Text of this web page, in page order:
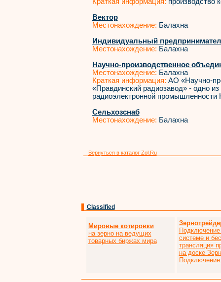
Вектор
Местонахождение: Балахна
Индивидуальный
Местонахождение: Балахна
Научно-производственное
Местонахождение: Балахна
Краткая информация: АО «Научно-
«Правдинский радиозавод» - одно
радиоэлектронной промышленности
Сельхозснаб
Местонахождение: Балахна
Вернуться в каталог Zol.Ru
Classified
Мировые котировки
на зерно на ведущих
товарных биржах мира
Подключение
системе и
трансляция
на доске